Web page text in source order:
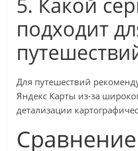
подходит
Для путешествий
Яндекс Карты из-за
детализации